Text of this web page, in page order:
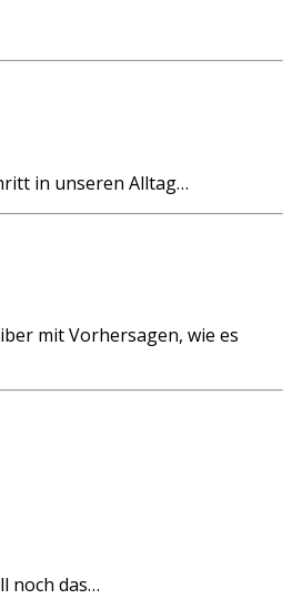
in unseren Alltag…
mit Vorhersagen, wie es
noch das…